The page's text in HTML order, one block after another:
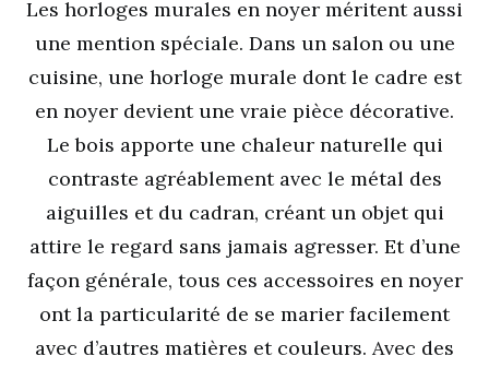
Les horloges murales en noyer méritent aussi
une mention spéciale. Dans un salon ou une
cuisine, une horloge murale dont le cadre est
en noyer devient une vraie pièce décorative.
Le bois apporte une chaleur naturelle qui
contraste agréablement avec le métal des
aiguilles et du cadran, créant un objet qui
attire le regard sans jamais agresser. Et d’une
façon générale, tous ces accessoires en noyer
ont la particularité de se marier facilement
avec d’autres matières et couleurs. Avec des